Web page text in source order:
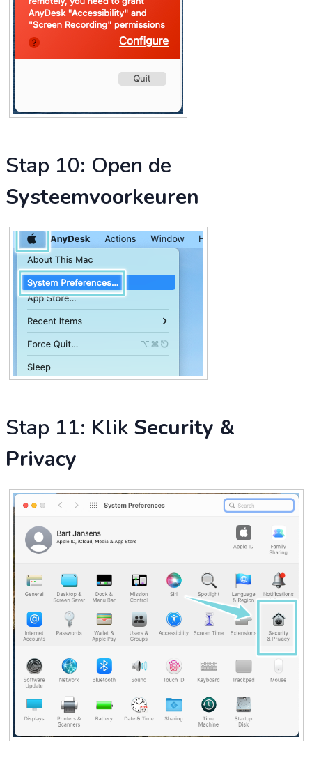
Stap 10: Open de
Systeemvoorkeuren
Stap 11: Klik Security &
Privacy